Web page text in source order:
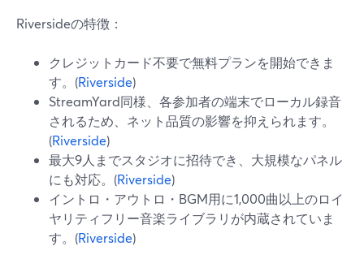
Riversideの特徴：
クレジットカード不要で無料プランを開始できま
す。(Riverside)
StreamYard同様、各参加者の端末でローカル録音
されるため、ネット品質の影響を抑えられます。
(Riverside)
最大9人までスタジオに招待でき、大規模なパネル
にも対応。(Riverside)
イントロ・アウトロ・BGM用に1,000曲以上のロイ
ヤリティフリー音楽ライブラリが内蔵されていま
す。(Riverside)